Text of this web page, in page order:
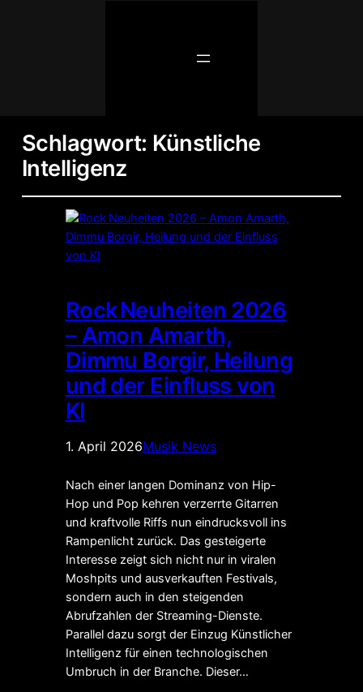
Schlagwort: Künstliche
Intelligenz
Rock Neuheiten 2026
– Amon Amarth,
Dimmu Borgir, Heilung
und der Einfluss von
KI
1. April 2026Musik News
Nach einer langen Dominanz von Hip-
Hop und Pop kehren verzerrte Gitarren
und kraftvolle Riffs nun eindrucksvoll ins
Rampenlicht zurück. Das gesteigerte
Interesse zeigt sich nicht nur in viralen
Moshpits und ausverkauften Festivals,
sondern auch in den steigenden
Abrufzahlen der Streaming-Dienste.
Parallel dazu sorgt der Einzug Künstlicher
Intelligenz für einen technologischen
Umbruch in der Branche. Dieser…